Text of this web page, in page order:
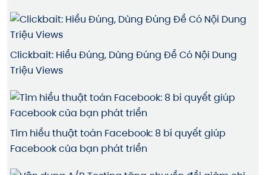
Clickbait: Hiểu Đúng, Dùng Đúng Để Có Nội Dung
Triệu Views
Tìm hiểu thuật toán Facebook: 8 bí quyết giúp
Facebook của bạn phát triển